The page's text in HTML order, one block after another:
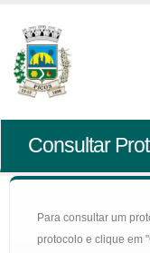
Consultar
Para consultar um
protocolo e clique em